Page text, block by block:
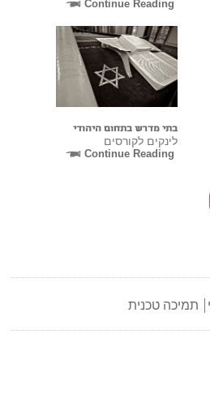
Continue Reading
בתי מדרש בתחום היהודי
לינקים לקורסים
Continue Reading
תמיכה טכנית